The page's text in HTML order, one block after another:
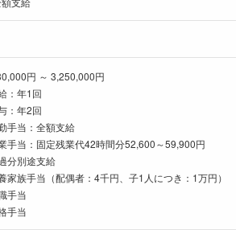
円 ～ 3,250,000円
：年1回
：年2回
手当：全額支給
手当：固定残業代42時間分52,600～59,900円
分別途支給
家族手当（配偶者：4千円、子1人につき：1万円）
手当
手当